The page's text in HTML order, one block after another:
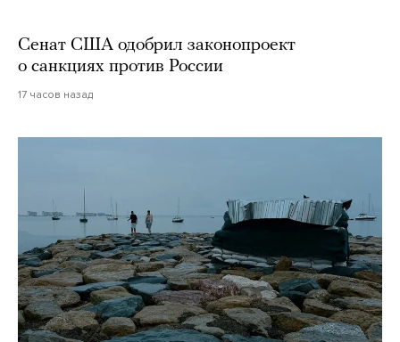
Сенат США одобрил законопроект
о санкциях против России
17 часов назад